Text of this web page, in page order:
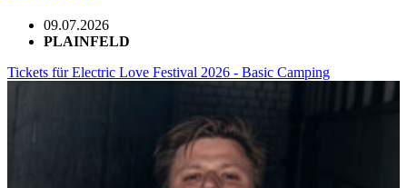
09.07.2026
PLAINFELD
Tickets für Electric Love Festival 2026 - Basic Camping